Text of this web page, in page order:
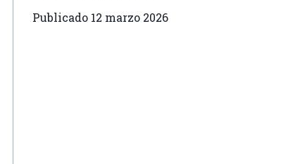
Publicado 12 marzo 2026